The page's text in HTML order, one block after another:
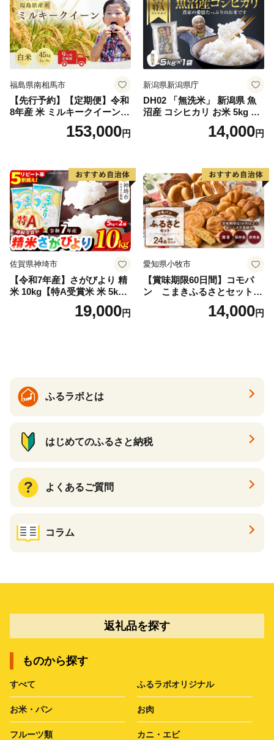
福島県南相馬市
【先行予約】【定期便】令和
8年産 米 ミルキークイーン
白米 45kg (5kg×9回) | ミルキ
ークイーン 米5kg 福島 福島
福島県 南相馬市 cu006-ae
153,000円
新潟県新潟県庁
DH02 「無洗米」 新潟県 魚
沼産 コシヒカリ お米 5kg こ
しひかり 精米 米（お米の美
味しい炊き方ガイド付き）
14,000円
佐賀県神埼市
【令和7年産】さがびより 精
米 10kg【特A受賞米 米 5kg×
2袋 お米 コメ こめ 国産 美味
しい ブランド米 人気 ランキ
19,000円
愛知県小牧市
【賞味期限60日間】コモパ
ン こまきふるさとセット
（24個入り）／災害用備蓄
保存食 非常食 防災グッズに
14,000円
ふるラボとは
はじめてのふるさと納税
よくあるご質問
コラム
返礼品を探す
ものから探す
すべて ふるラボオリジナル
お米・パン お肉
フルーツ類 カニ・エビ